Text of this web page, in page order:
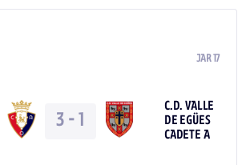
JAR 17
3 -1
C.D. VALLE
DE EGÜES
CADETE A